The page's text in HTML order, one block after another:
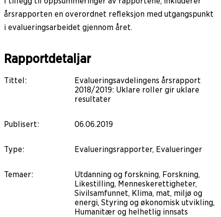
årsrapporten en overordnet refleksjon med utgangspunkt
i evalueringsarbeidet gjennom året.
Rapportdetaljar
Tittel:
Evalueringsavdelingens årsrapport
2018/2019: Uklare roller gir uklare
resultater
Publisert: 06.06.2019
Type: Evalueringsrapporter, Evalueringer
Temaer:
Utdanning og forskning, Forskning,
Likestilling, Menneskerettigheter,
Sivilsamfunnet, Klima, mat, miljø og
energi, Styring og økonomisk utvikling,
Humanitær og helhetlig innsats